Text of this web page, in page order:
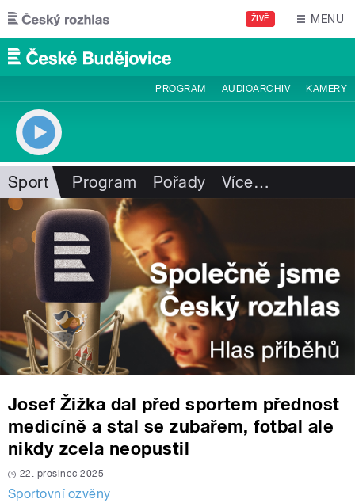
Přejít k hlavnímu obsahu
ŽIVĚ MENU
PROGRAM AUDIOARCHIV KAMERY
Sport Program Pořady Více…
Josef Žižka dal před sportem přednost
medicíně a stal se zubařem, fotbal ale
nikdy zcela neopustil
22. prosinec 2025
Sportovní ozvěny